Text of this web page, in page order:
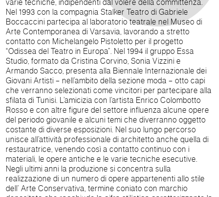
varie tecniche, indipendenti dal volere della committenza.
Nel 1993 con la compagnia Stalker Teatro di Gabriele
Boccaccini partecipa al laboratorio teatrale nel Museo di
Arte Contemporanea di Varsavia, lavorando a stretto
contatto con Michelangelo Pistoletto per il progetto
“Odissea del Teatro in Europa”. Nel 1994 il gruppo Essa
Studio, formato da Cristina Corvino, Sonia Vizzini e
Armando Sacco, presenta alla Biennale Internazionale dei
Giovani Artisti – nell’ambito della sezione moda – otto capi
che verranno selezionati come vincitori per partecipare alla
sfilata di Tunisi. L’amicizia con l’artista Enrico Colombotto
Rosso e con altre figure del settore influenza alcune opere
del periodo giovanile e alcuni temi che diverranno oggetto
costante di diverse esposizioni. Nel suo lungo percorso
unisce all’attività professionale di architetto anche quella di
restauratrice, venendo così a contatto continuo con i
materiali, le opere antiche e le varie tecniche esecutive.
Negli ultimi anni la produzione si concentra sulla
realizzazione di un numero di opere appartenenti allo stile
dell’ Arte Conservativa, termine coniato con marchio